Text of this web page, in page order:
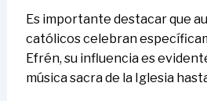
Es importante destacar que
católicos celebran
Efrén, su influencia es
música sacra de la Iglesia